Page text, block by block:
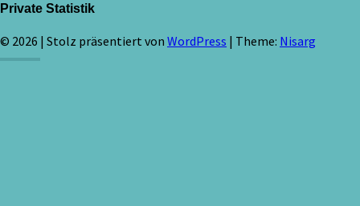
Private Statistik
© 2026 | Stolz präsentiert von WordPress | Theme: Nisarg